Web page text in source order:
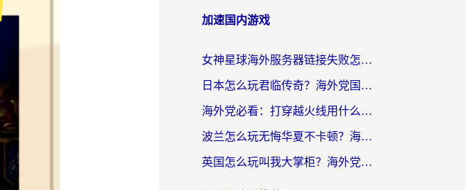
加速国内游戏
女神星球海外服务器链接失败怎么解决？海外党国服游戏加速避坑指南
日本怎么玩君临传奇？海外党国服游戏加速避坑指南（附菲律宾欧洲玩家实测）
海外党必看：打穿越火线用什么加速器？解决延迟卡顿，还能玩奇妙拼图世界和第五人格
波兰怎么玩无悔华夏不卡顿？海外国服游戏加速器终极指南（附征途2萤火突击解决方案）
英国怎么玩叫我大掌柜？海外党国服游戏加速避坑指南（附实测推荐）